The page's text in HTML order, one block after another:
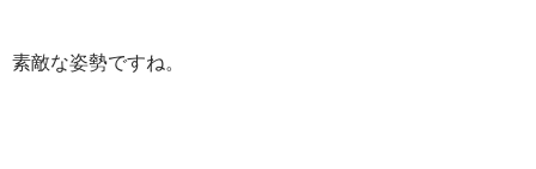
素敵な姿勢ですね。